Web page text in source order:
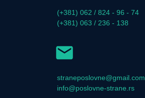
(+381) 062 / 824 - 96 - 74
(+381) 063 / 236 - 138
straneposlovne@gmail.com
info@poslovne-strane.rs